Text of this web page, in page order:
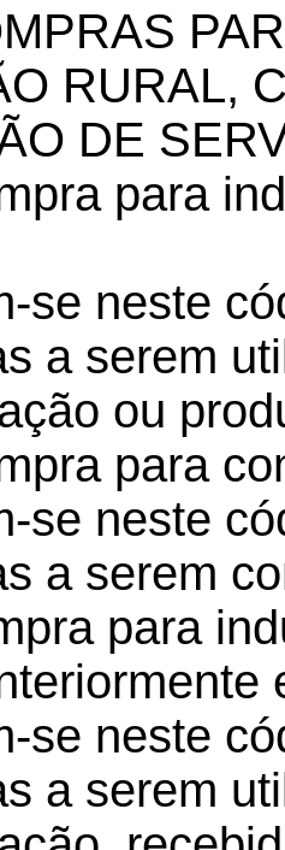
RURAL,
DE
para
se neste
a serem
ou
para
se neste
a serem
para
se neste
a serem